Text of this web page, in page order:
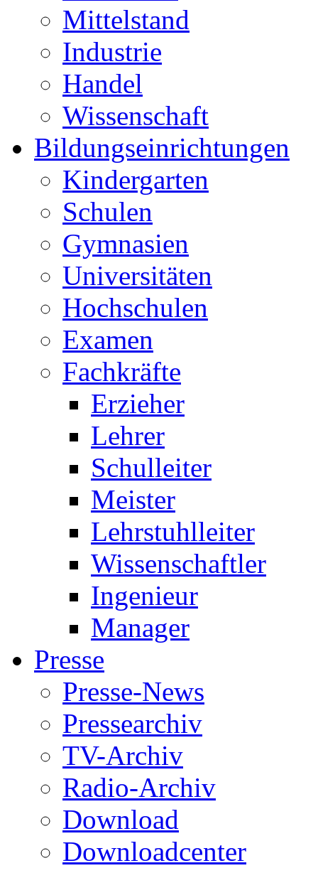
Mittelstand
Industrie
Handel
Wissenschaft
Bildungseinrichtungen
Kindergarten
Schulen
Gymnasien
Universitäten
Hochschulen
Examen
Fachkräfte
Erzieher
Lehrer
Schulleiter
Meister
Lehrstuhlleiter
Wissenschaftler
Ingenieur
Manager
Presse
Presse-News
Pressearchiv
TV-Archiv
Radio-Archiv
Download
Downloadcenter